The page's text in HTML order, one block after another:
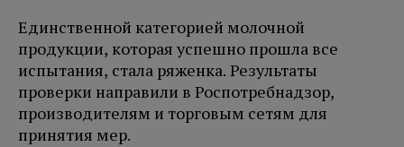
Единственной категорией молочной
продукции, которая успешно прошла все
испытания, стала ряженка. Результаты
проверки направили в Роспотребнадзор,
производителям и торговым сетям для
принятия мер.